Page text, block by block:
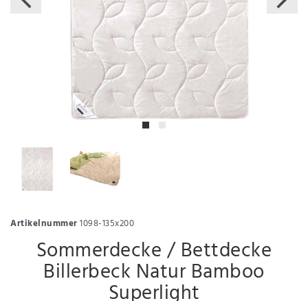
Artikelnummer1098-135x200
Sommerdecke / Bettdecke
Billerbeck Natur Bamboo
Superlight